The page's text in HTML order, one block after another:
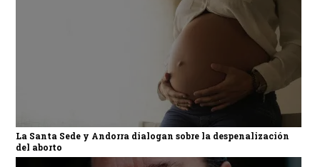
La Santa Sede y Andorra dialogan sobre la despenalización
del aborto